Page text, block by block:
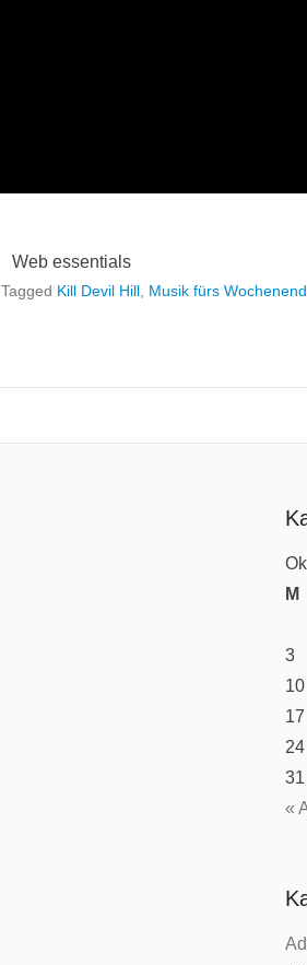
Web essentials
Tagged Kill Devil Hill Musik fürs
M
«
3
10
17
24
31